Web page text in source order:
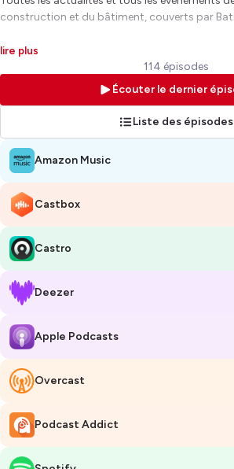
construction et du bâtiment, couverts par
Hébergé par Ausha. Visitez
lire plus
114 épisodes
Écouter le dernier
Liste des épisodes
Amazon Music
Castbox
Castro
Deezer
Apple Podcasts
Overcast
Podcast Addict